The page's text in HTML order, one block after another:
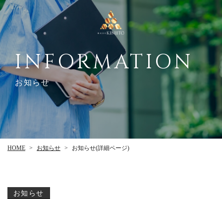
INFORMATION
お知らせ
HOME > お知らせ > お知らせ(詳細ページ)
お知らせ